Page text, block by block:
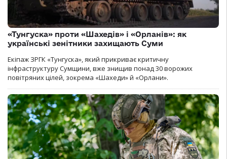
«Тунгуска» проти «Шахедів» і «Орланів»: як
українські зенітники захищають Суми
Екіпаж ЗРГК «Тунгуска», який прикриває критичну
інфраструктуру Сумщини, вже знищив понад 30 ворожих
повітряних цілей, зокрема «Шахеди» й «Орлани».